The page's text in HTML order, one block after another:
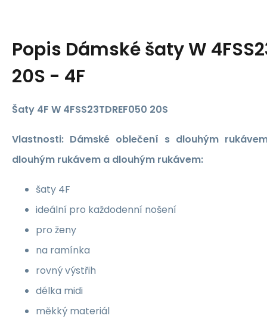
Popis Dámské šaty W
20S - 4F
Šaty 4F W 4FSS23TDREF050 20S
Vlastnosti: Dámské oblečení s dlouhým
dlouhým rukávem a dlouhým rukávem:
šaty 4F
ideální pro každodenní nošení
pro ženy
na ramínka
rovný výstřih
délka midi
měkký materiál